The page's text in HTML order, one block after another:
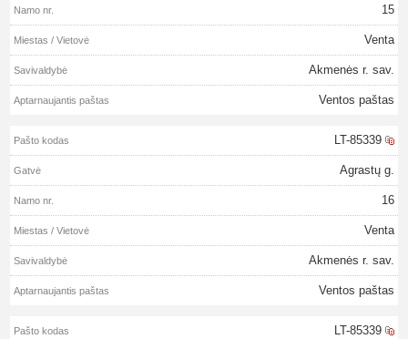
15
Venta
Akmenės r. sav.
Ventos paštas
LT-85339
Agrastų g.
16
Venta
Akmenės r. sav.
Ventos paštas
LT-85339